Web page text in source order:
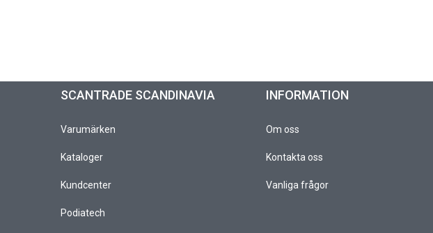
SCANTRADE SCANDINAVIA
Varumärken
Kataloger
Kundcenter
Podiatech
INFORMATION
Om oss
Kontakta oss
Vanliga frågor